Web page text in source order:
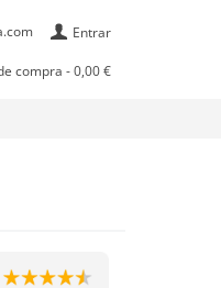
Entrar
compra -0,00 €